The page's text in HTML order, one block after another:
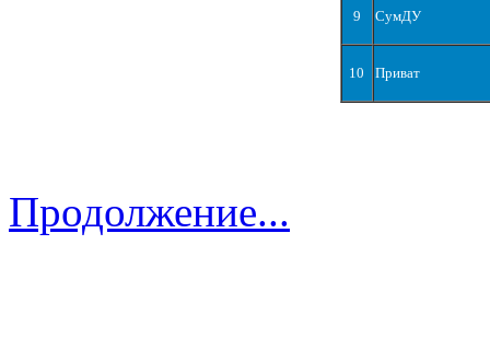
9 СумДУ
10 Приват
Продолжение...